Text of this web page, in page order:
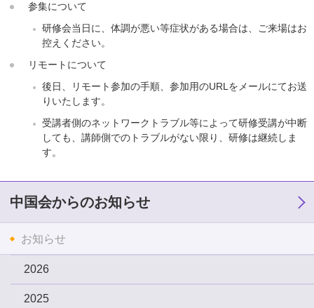
参集について
研修会当日に、体調が悪い等症状がある場合は、ご来場はお
控えください。
リモートについて
後日、リモート参加の手順、参加用のURLをメールにてお送
りいたします。
受講者側のネットワークトラブル等によって研修受講が中断
しても、講師側でのトラブルがない限り、研修は継続しま
す。
中国会からのお知らせ
お知らせ
2026
2025